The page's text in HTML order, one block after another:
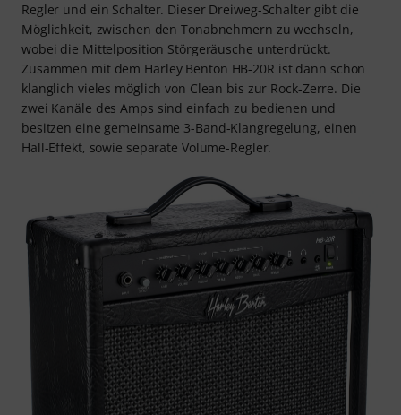
Regler und ein Schalter. Dieser Dreiweg-Schalter gibt die
Möglichkeit, zwischen den Tonabnehmern zu wechseln,
wobei die Mittelposition Störgeräusche unterdrückt.
Zusammen mit dem Harley Benton HB-20R ist dann schon
klanglich vieles möglich von Clean bis zur Rock-Zerre. Die
zwei Kanäle des Amps sind einfach zu bedienen und
besitzen eine gemeinsame 3-Band-Klangregelung, einen
Hall-Effekt, sowie separate Volume-Regler.